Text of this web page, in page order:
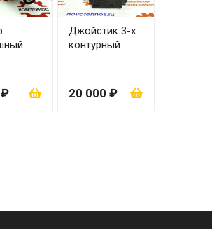
Джойстик 3-х
контурный
20 000 ₽